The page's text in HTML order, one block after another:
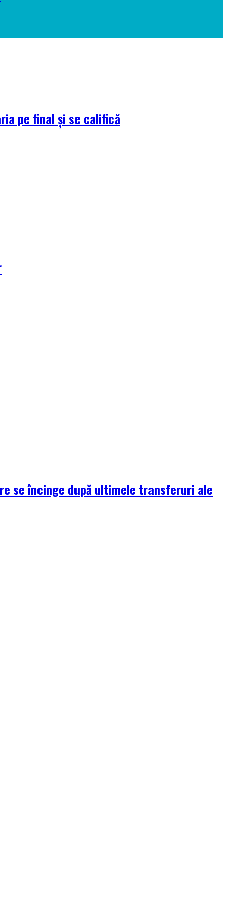
pe final și se califică
se încinge după ultimele transferuri ale